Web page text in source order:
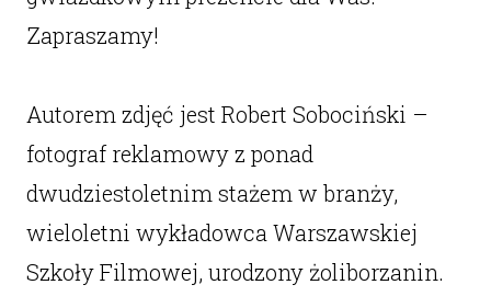
Zapraszamy!
Autorem zdjęć jest Robert Sobociński –
fotograf reklamowy z ponad
dwudziestoletnim stażem w branży,
wieloletni wykładowca Warszawskiej
Szkoły Filmowej, urodzony żoliborzanin.